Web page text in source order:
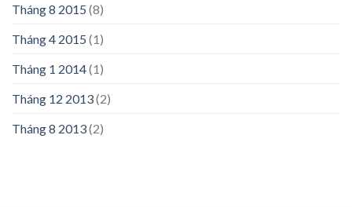
Tháng 8 2015 (8)
Tháng 4 2015 (1)
Tháng 1 2014(1)
Tháng 12 2013(2)
Tháng 8 2013(2)